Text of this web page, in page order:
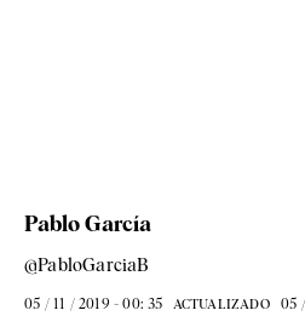
Pablo García
@PabloGarciaB
05 / 11 / 2019 - 00: 35 ACTUALIZADO 05